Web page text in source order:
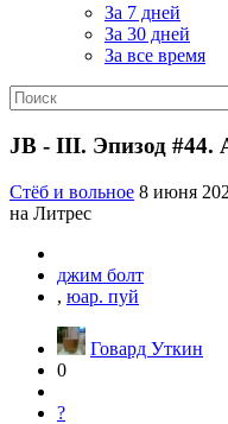
За 7 дней
За 30 дней
За все время
JB - III. Эпизод #44.
Стёб и вольное 8 июня
на Литрес
джим болт
, юар. пуй
Говард Уткин
0
?